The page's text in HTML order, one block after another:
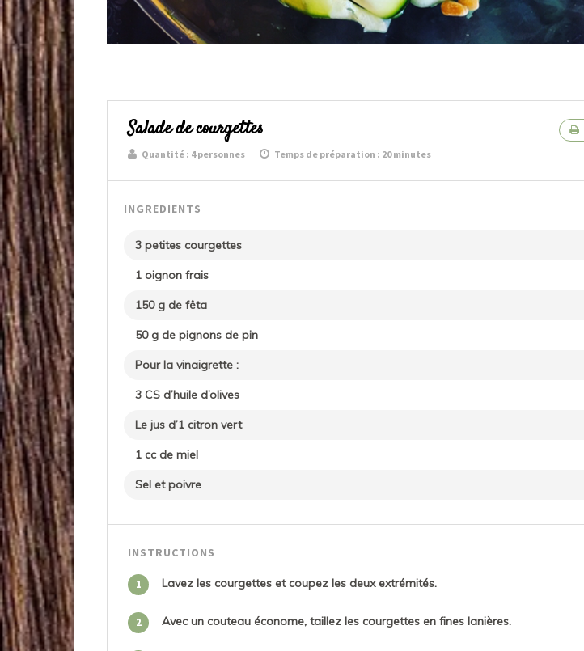
Salade de courgettes
Quantité : 4 personnes Temps de préparation : 20 minutes
INGREDIENTS
3 petites courgettes
1 oignon frais
150 g de fêta
50 g de pignons de pin
Pour la vinaigrette :
3 CS d’huile d’olives
Le jus d’1 citron vert
1 cc de miel
Sel et poivre
INSTRUCTIONS
1 Lavez les courgettes et coupez les deux extrémités.
2 Avec un couteau économe, taillez les courgettes en fines lanières.